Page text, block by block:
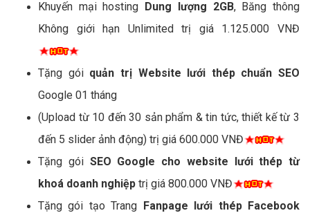
Khuyến mại hosting Dung lượng 2GB, Băng thông
Không giới hạn Unlimited trị giá 1.125.000 VNĐ
Tặng gói quản trị Website lưới thép chuẩn SEO
Google 01 tháng
(Upload từ 10 đến 30 sản phẩm & tin tức, thiết kế từ 3
đến 5 slider ảnh động) trị giá 600.000 VNĐ
Tặng gói SEO Google cho website lưới thép từ
khoá doanh nghiệp trị giá 800.000 VNĐ
Tặng gói tạo Trang Fanpage lưới thép Facebook